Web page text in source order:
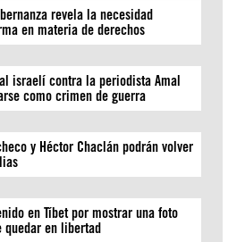
revela la necesidad
en materia de derechos
israelí contra la periodista Amal
como crimen de guerra
y Héctor Chaclán podrán volver
en Tíbet por mostrar una foto
quedar en libertad